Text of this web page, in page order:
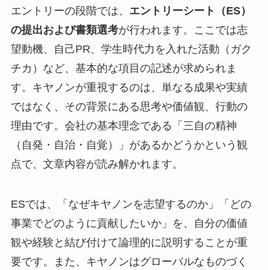
エントリーの段階では、 エントリーシート（ES）
の提出および書類選考が行われます。ここでは志
望動機、自己PR、学生時代力を入れた活動（ガク
チカ）など、基本的な項目の記述が求められま
す。キヤノンが重視するのは、単なる成果や実績
ではなく、その背景にある思考や価値観、行動の
理由です。会社の基本理念である「三自の精神
（自発・自治・自覚）」があるかどうかという観
点で、文章内容が読み解かれます。
ESでは、「なぜキヤノンを志望するのか」「どの
事業でどのように貢献したいか」を、自分の価値
観や経験と結び付けて論理的に説明することが重
要です。また、キヤノンはグローバルなものづく